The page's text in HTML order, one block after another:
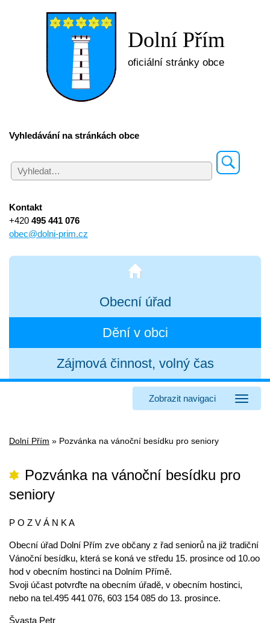
Dolní Přím
oficiální stránky obce
Vyhledávání na stránkách obce
Kontakt
+420 495 441 076
obec@dolni-prim.cz
Obecní úřad
Dění v obci
Zájmová činnost, volný čas
Zobrazit navigaci
Dolní Přím » Pozvánka na vánoční besídku pro seniory
Pozvánka na vánoční besídku pro
seniory
P O Z V Á N K A
Obecní úřad Dolní Přím zve občany z řad seniorů na již tradiční
Vánoční besídku, která se koná ve středu 15. prosince od 10.oo
hod v obecním hostinci na Dolním Přímě.
Svoji účast potvrďte na obecním úřadě, v obecním hostinci,
nebo na tel.495 441 076, 603 154 085 do 13. prosince.
Švasta Petr